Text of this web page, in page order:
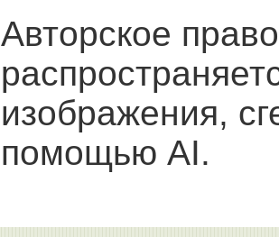
Авторское
изображения,
помощью AI.